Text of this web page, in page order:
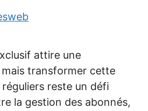
attire une
transformer cette
reste un défi
la gestion des abonnés,